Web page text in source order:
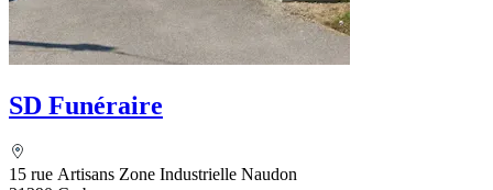
SD Funéraire
15 rue Artisans Zone Industrielle Naudon